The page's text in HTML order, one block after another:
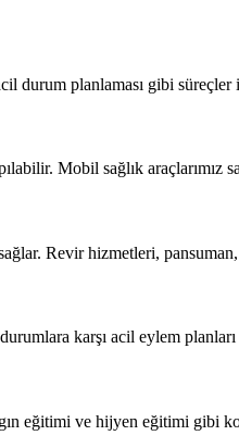
durum planlaması gibi
Mobil sağlık araçlarımız
Revir hizmetleri,
karşı acil eylem
eğitimi ve hijyen eğitimi gibi